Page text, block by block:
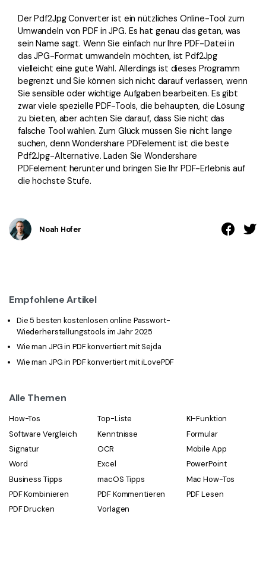
Der Pdf2Jpg Converter ist ein nützliches Online-Tool zum
Umwandeln von PDF in JPG. Es hat genau das getan, was
sein Name sagt. Wenn Sie einfach nur Ihre PDF-Datei in
das JPG-Format umwandeln möchten, ist Pdf2Jpg
vielleicht eine gute Wahl. Allerdings ist dieses Programm
begrenzt und Sie können sich nicht darauf verlassen, wenn
Sie sensible oder wichtige Aufgaben bearbeiten. Es gibt
zwar viele spezielle PDF-Tools, die behaupten, die Lösung
zu bieten, aber achten Sie darauf, dass Sie nicht das
falsche Tool wählen. Zum Glück müssen Sie nicht lange
suchen, denn Wondershare PDFelement ist die beste
Pdf2Jpg-Alternative. Laden Sie Wondershare
PDFelement herunter und bringen Sie Ihr PDF-Erlebnis auf
die höchste Stufe.
Noah Hofer
Empfohlene Artikel
Die 5 besten kostenlosen online Passwort-
Wiederherstellungstools im Jahr 2025
Wie man JPG in PDF konvertiert mit Sejda
Wie man JPG in PDF konvertiert mit iLovePDF
Alle Themen
How-Tos Top-Liste
KI-Funktion
Software Vergleich
Kenntnisse
Formular
Signatur
OCR
Mobile App
Word
Excel
PowerPoint
Business Tipps
macOS Tipps
Mac How-Tos
PDF Kombinieren
PDF Kommentieren
PDF Lesen
PDF Drucken
Vorlagen